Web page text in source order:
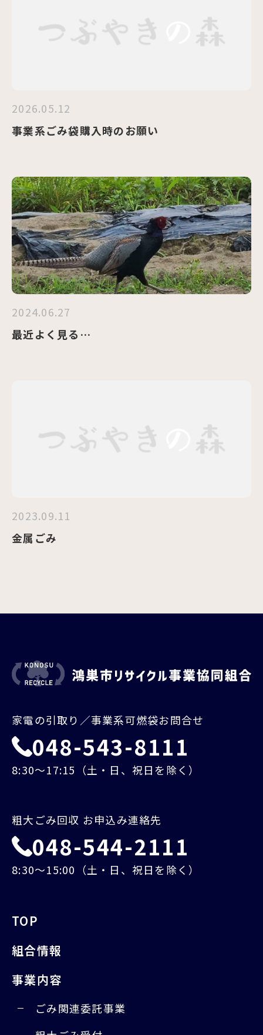
2026.05.12
事業系ごみ袋購入時のお願い
2024.06.27
最近よく見る…
2023.09.11
金属ごみ
家電の引取り／事業系可燃袋お問合せ
048-543-8111
8:30～17:15（土・日、祝日を除く）
粗大ごみ回収 お申込み連絡先
048-544-2111
8:30～15:00（土・日、祝日を除く）
TOP
組合情報
事業内容
ごみ関連委託事業